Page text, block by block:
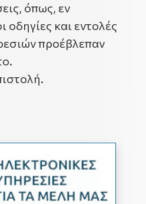
όπως, εν
οδηγίες και εντολές
προέβλεπαν